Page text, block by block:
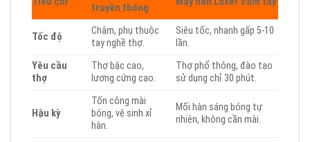
truyền thống
Tốc độ
Chậm, phụ thuộc
tay nghề thợ.
Siêu tốc, nhanh gấp 5-10
lần.
Yêu cầu
thợ
Thợ bậc cao,
lương cứng cao.
Thợ phổ thông, đào tạo
sử dụng chỉ 30 phút.
Hậu kỳ
Tốn công mài
bóng, vệ sinh xỉ
hàn.
Mối hàn sáng bóng tự
nhiên, không cần mài.